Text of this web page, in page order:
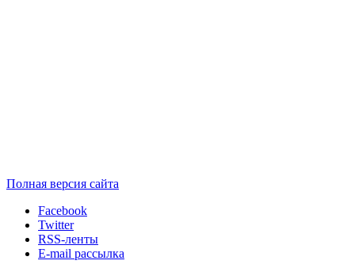
Полная версия сайта
Facebook
Twitter
RSS-ленты
E-mail рассылка